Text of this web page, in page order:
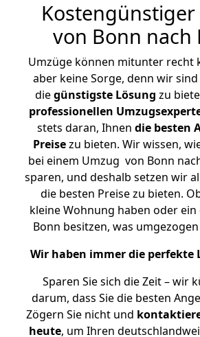
von Bonn nach
Umzüge können mitunter recht
aber keine Sorge, denn wir
diegünstigste Lösung zu
professionellen
stets daran, Ihnen die besten
Preisezu bieten. Wir wissen,
bei einem Umzug von Bonn
sparen, und deshalb setzen wir
die besten Preise zu bieten.
kleine Wohnung haben oder
Bonn besitzen, was
Wir haben immer die perfekte
Sparen Sie sich die Zeit – wir
darum, dass Sie die besten
Zögern Sie nicht und
heute, um Ihren